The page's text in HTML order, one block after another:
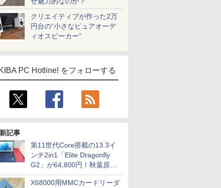
クリエイティブが作った2万
円台の“小さなピュアオーデ
ィオスピーカー”
PC Hotline! をフォローする
記事
第11世代Core搭載の13.3イ
ンチ2in1「Elite Dragonfly
G2」が64,800円！秋葉原で
中古PCセール
X68000用MMCカードリーダ